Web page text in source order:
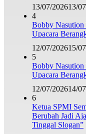
13/07/202613/
4
Bobby Nasution
Upacara
12/07/202615/
5
Bobby Nasution
Upacara
12/07/202614/
6
Ketua SPMI
Berubah Jadi
Tinggal Slogan”